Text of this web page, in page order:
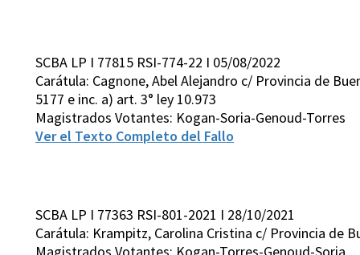
SCBA LP I 77815 RSI-774-22 I 05/08/2022
Carátula: Cagnone, Abel Alejandro c/ Provincia de
5177 e inc. a) art. 3° ley 10.973
Magistrados Votantes: Kogan-Soria-Genoud-Torres
Ver el Texto Completo del Fallo
SCBA LP I 77363 RSI-801-2021 I 28/10/2021
Carátula: Krampitz, Carolina Cristina c/ Provincia de